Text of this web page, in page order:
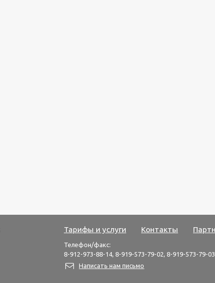
Тарифы и услуги Контакты
Телефон/факс:
8-912-973-88-14, 8-919-573-79-02, 8-919-573-79-03
Написать нам письмо